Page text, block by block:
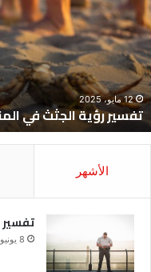
في
المنام
12 مايو، 2025
تفسير رؤية الجثث في
الأشهر
8 يونيو، 2025